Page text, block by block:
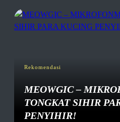
Rekomendasi
MEOWGIC –
TONGKAT SIHIR
PENYIHIR!